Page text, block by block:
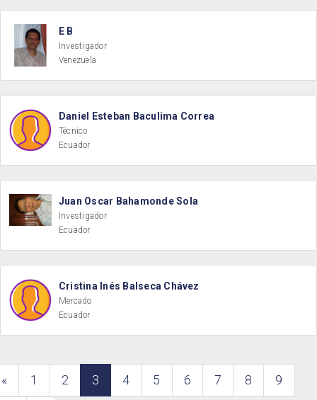
E B
Investigador
Venezuela
Daniel Esteban Baculima Correa
Técnico
Ecuador
Juan Oscar Bahamonde Sola
Investigador
Ecuador
Cristina Inés Balseca Chávez
Mercado
Ecuador
« 1 2 3 4 5 6 7 8 9